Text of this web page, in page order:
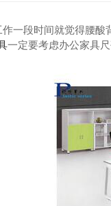
一段时间就觉得腰
一定要考虑办公家具尺